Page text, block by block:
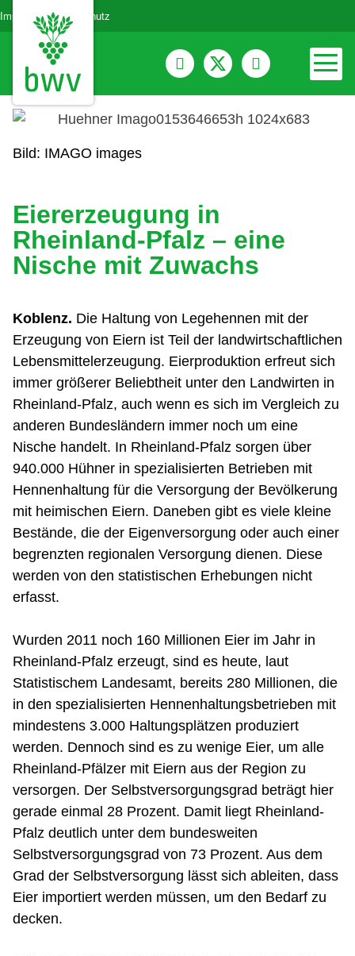
ImpressumDatenschutz
Bild: IMAGO images
Eiererzeugung in
Rheinland-Pfalz – eine
Nische mit Zuwachs
Koblenz. Die Haltung von Legehennen mit der
Erzeugung von Eiern ist Teil der landwirtschaftlichen
Lebensmittelerzeugung. Eierproduktion erfreut sich
immer größerer Beliebtheit unter den Landwirten in
Rheinland-Pfalz, auch wenn es sich im Vergleich zu
anderen Bundesländern immer noch um eine
Nische handelt. In Rheinland-Pfalz sorgen über
940.000 Hühner in spezialisierten Betrieben mit
Hennenhaltung für die Versorgung der Bevölkerung
mit heimischen Eiern. Daneben gibt es viele kleine
Bestände, die der Eigenversorgung oder auch einer
begrenzten regionalen Versorgung dienen. Diese
werden von den statistischen Erhebungen nicht
erfasst.
Wurden 2011 noch 160 Millionen Eier im Jahr in
Rheinland-Pfalz erzeugt, sind es heute, laut
Statistischem Landesamt, bereits 280 Millionen, die
in den spezialisierten Hennenhaltungsbetrieben mit
mindestens 3.000 Haltungsplätzen produziert
werden. Dennoch sind es zu wenige Eier, um alle
Rheinland-Pfälzer mit Eiern aus der Region zu
versorgen. Der Selbstversorgungsgrad beträgt hier
gerade einmal 28 Prozent. Damit liegt Rheinland-
Pfalz deutlich unter dem bundesweiten
Selbstversorgungsgrad von 73 Prozent. Aus dem
Grad der Selbstversorgung lässt sich ableiten, dass
Eier importiert werden müssen, um den Bedarf zu
decken.